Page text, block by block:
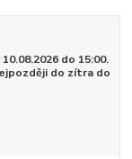
do 15:00.
do zítra do